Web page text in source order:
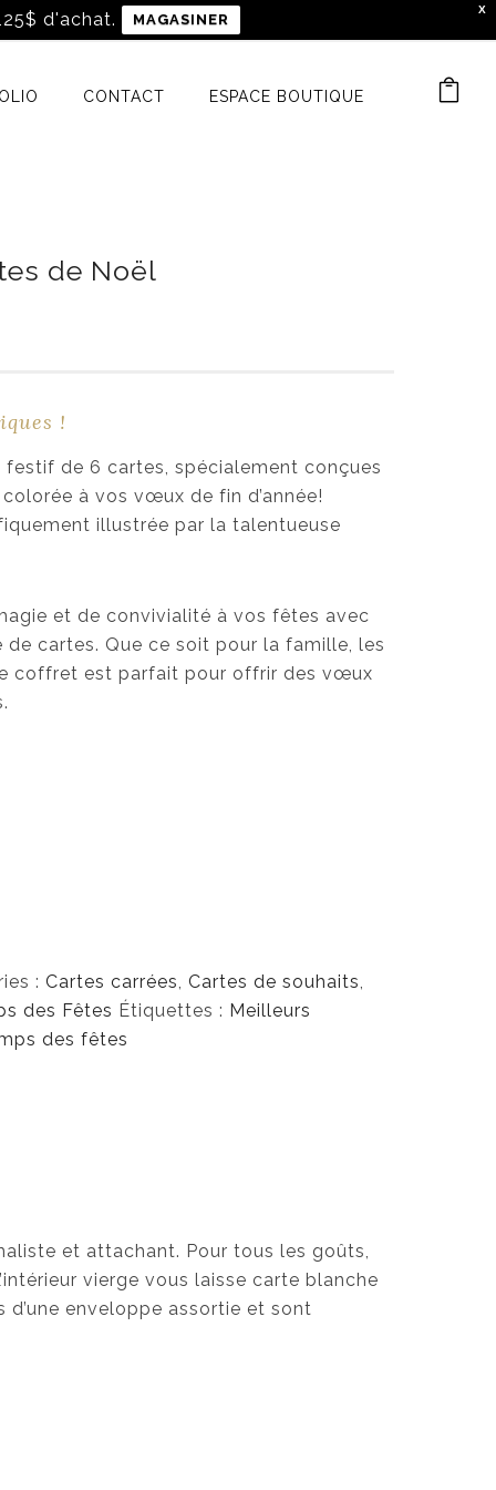
X
d'achat. MAGASINER
CONTACT ESPACE BOUTIQUE
de Noël
!
de 6 cartes, spécialement conçues
à vos vœux de fin d’année!
illustrée par la talentueuse
et de convivialité à vos fêtes avec
cartes. Que ce soit pour la famille, les
coffret est parfait pour offrir des vœux
:Cartes carrées,Cartes de souhaits,
des Fêtes Étiquettes : Meilleurs
des fêtes
et attachant. Pour tous les goûts,
vierge vous laisse carte blanche
enveloppe assortie et sont